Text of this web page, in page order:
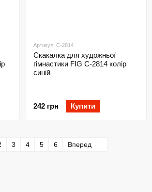
Артикул: C-2814
Скакалка для художньої
гімнастики FIG C-2814 колір
синій
242 грн Купити
3 4 5 6 Вперед